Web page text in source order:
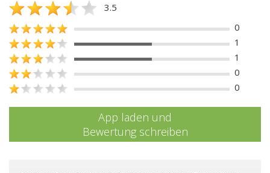
3.5
0
1
1
0
0
App laden und
Bewertung schreiben